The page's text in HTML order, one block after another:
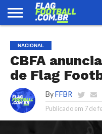
FOOTBALL
ENCONTRE
UMA
EQUIPE
SELEÇÃO
BRASILEIRA
LOJA
NACIONAL
CBFA
de Flag
By FFBR
Publicado em 7 de